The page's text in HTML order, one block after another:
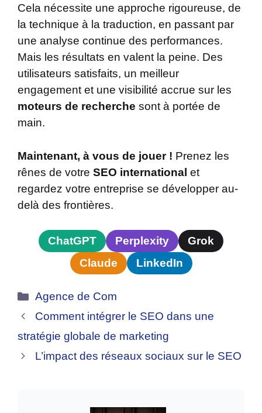
Cela nécessite une approche rigoureuse, de
la technique à la traduction, en passant par
une analyse continue des performances.
Mais les résultats en valent la peine. Des
utilisateurs satisfaits, un meilleur
engagement et une visibilité accrue sur les
moteurs de recherche sont à portée de
main.
Maintenant, à vous de jouer ! Prenez les
rênes de votre SEO international et
regardez votre entreprise se développer au-
delà des frontières.
ChatGPT Perplexity
Grok
Claude
LinkedIn
Catégories
Agence de Com
Comment intégrer le SEO dans une
stratégie globale de marketing
L’impact des réseaux sociaux sur le SEO